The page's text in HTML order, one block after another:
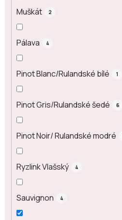
Muškát 2
Pálava 4
Pinot Blanc/Rulandské bílé 1
Pinot Gris/Rulandské šedé 6
Pinot Noir/ Rulandské modré
Ryzlink Vlašský 4
Sauvignon 4